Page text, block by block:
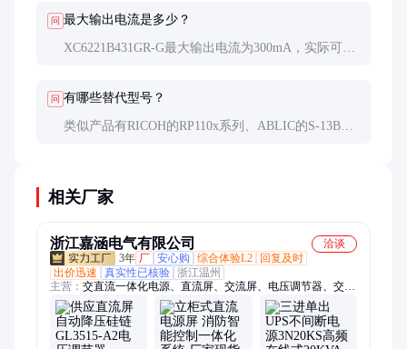
问 最大输出电流是多少？
XC6221B431GR-G最大输出电流为300mA，实际可用
问 有哪些替代型号？
类似产品有RICOH的RP110x系列、ABLIC的S-13B系
相关厂家
浙江嘉涵电气有限公司
洽谈
3年 厂 安心购 综合体验L2
回复及时
出价迅速
真实性已核验 浙江温州
主营： 交直流一体化电源、直流屏、交流屏、电压调节器、交直
流屏、中央信号屏、EPS应急电源、UPS电源柜、UPS不间断电
源、医用隔离电源、医用隔离系统、集中电源、消防应急系统